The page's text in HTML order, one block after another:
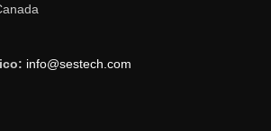
info@sestech.com